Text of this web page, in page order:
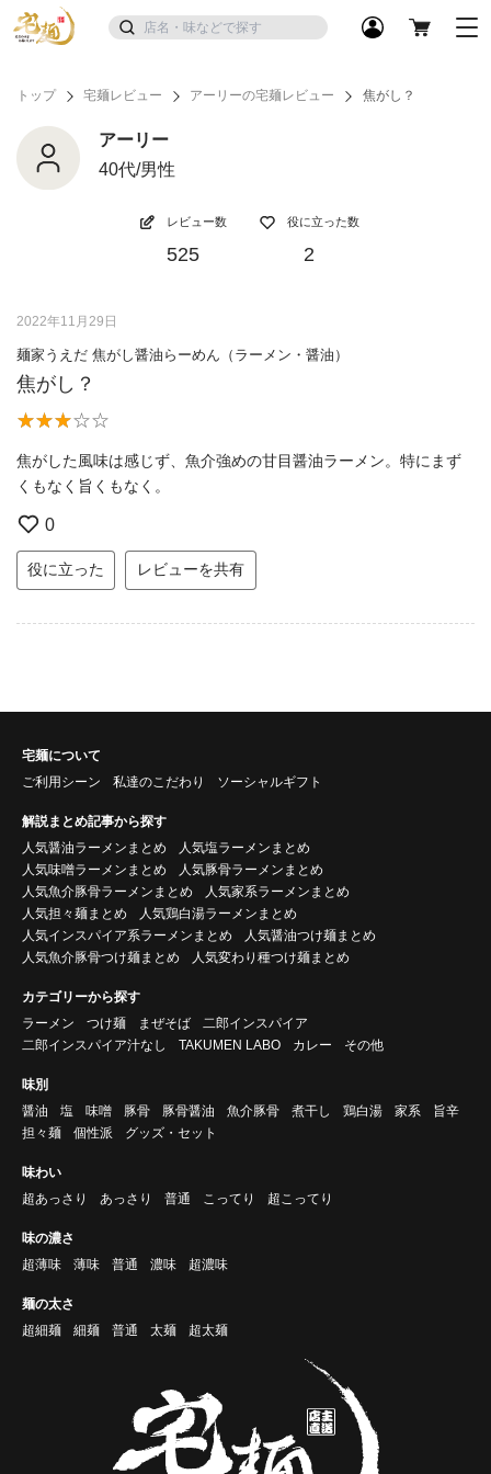
トップ 宅麺レビュー アーリーの宅麺レビュー 焦がし？
アーリー
40代/男性
レビュー数
525
役に立った数
2
2022年11月29日
麺家うえだ 焦がし醤油らーめん（ラーメン・醤油）
焦がし？
焦がした風味は感じず、魚介強めの甘目醤油ラーメン。特にまず
くもなく旨くもなく。
0
役に立った レビューを共有
宅麺について
ご利用シーン
私達のこだわり ソーシャルギフト
解説まとめ記事から探す
人気醤油ラーメンまとめ
人気塩ラーメンまとめ
人気味噌ラーメンまとめ
人気豚骨ラーメンまとめ
人気魚介豚骨ラーメンまとめ
人気家系ラーメンまとめ
人気担々麺まとめ
人気鶏白湯ラーメンまとめ
人気インスパイア系ラーメンまとめ
人気醤油つけ麺まとめ
人気魚介豚骨つけ麺まとめ
人気変わり種つけ麺まとめ
カテゴリーから探す
ラーメン
つけ麺 まぜそば
二郎インスパイア
二郎インスパイア汁なし
TAKUMEN LABO カレー その他
味別
醤油
塩 味噌 豚骨 豚骨醤油 魚介豚骨 煮干し 鶏白湯 家系
旨辛
担々麺
個性派 グッズ・セット
味わい
超あっさり
あっさり 普通 こってり 超こってり
味の濃さ
超薄味
薄味 普通 濃味 超濃味
麺の太さ
超細麺
細麺 普通 太麺 超太麺